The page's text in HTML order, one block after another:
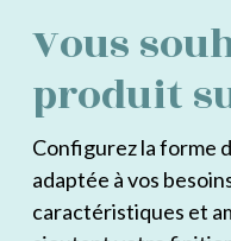
Vous
produit
Configurez la forme
adaptée à vos
caractéristiques et